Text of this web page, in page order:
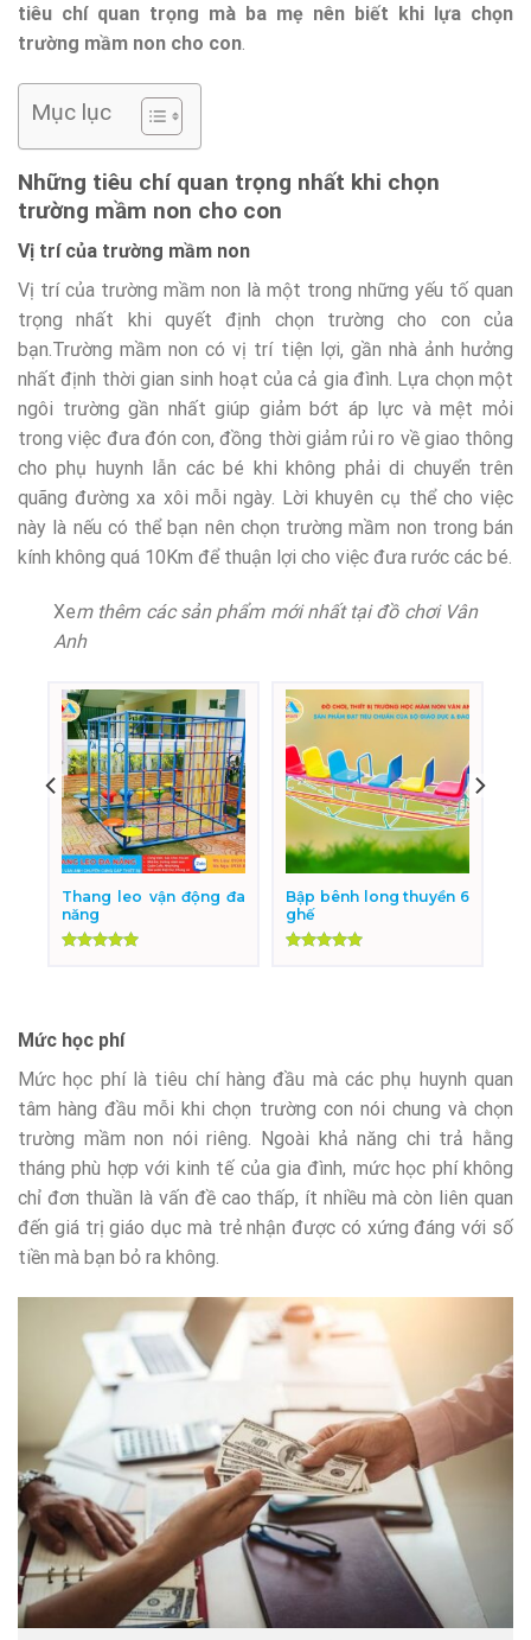
tiêu chí quan trọng mà ba mẹ nên biết khi lựa chọn
trường mầm non cho con
Mục lục
Những tiêu chí quan trọng nhất khi chọn
trường mầm non cho con
Vị trí của trường mầm non
Vị trí của trường mầm non là một trong những yếu tố quan
trọng nhất khi quyết định chọn trường cho con của
bạn.Trường mầm non có vị trí tiện lợi, gần nhà ảnh hưởng
nhất định thời gian sinh hoạt của cả gia đình. Lựa chọn một
ngôi trường gần nhất giúp giảm bớt áp lực và mệt mỏi
trong việc đưa đón con, đồng thời giảm rủi ro về giao thông
cho phụ huynh lẫn các bé khi không phải di chuyển trên
quãng đường xa xôi mỗi ngày. Lời khuyên cụ thể cho việc
này là nếu có thể bạn nên chọn trường mầm non trong bán
kính không quá 10Km để thuận lợi cho việc đưa rước các bé.
Xem thêm các sản phẩm mới nhất tại đồ chơi Vân
Anh
Thang leo vận động đa
năng
Bập bênh long thuyền 6
ghế
Mức học phí
Mức học phí là tiêu chí hàng đầu mà các phụ huynh quan
tâm hàng đầu mỗi khi chọn trường con nói chung và chọn
trường mầm non nói riêng. Ngoài khả năng chi trả hằng
tháng phù hợp với kinh tế của gia đình, mức học phí không
chỉ đơn thuần là vấn đề cao thấp, ít nhiều mà còn liên quan
đến giá trị giáo dục mà trẻ nhận được có xứng đáng với số
tiền mà bạn bỏ ra không.